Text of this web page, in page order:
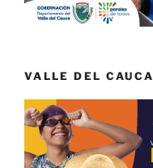
VALLE DEL